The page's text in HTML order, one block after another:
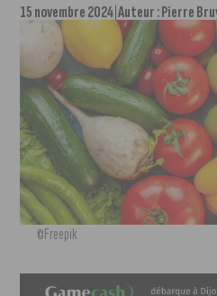
15 novembre 2024 Auteur :Pierre
©Freepik